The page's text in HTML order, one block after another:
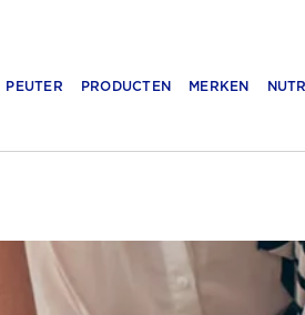
PEUTER PRODUCTEN MERKEN